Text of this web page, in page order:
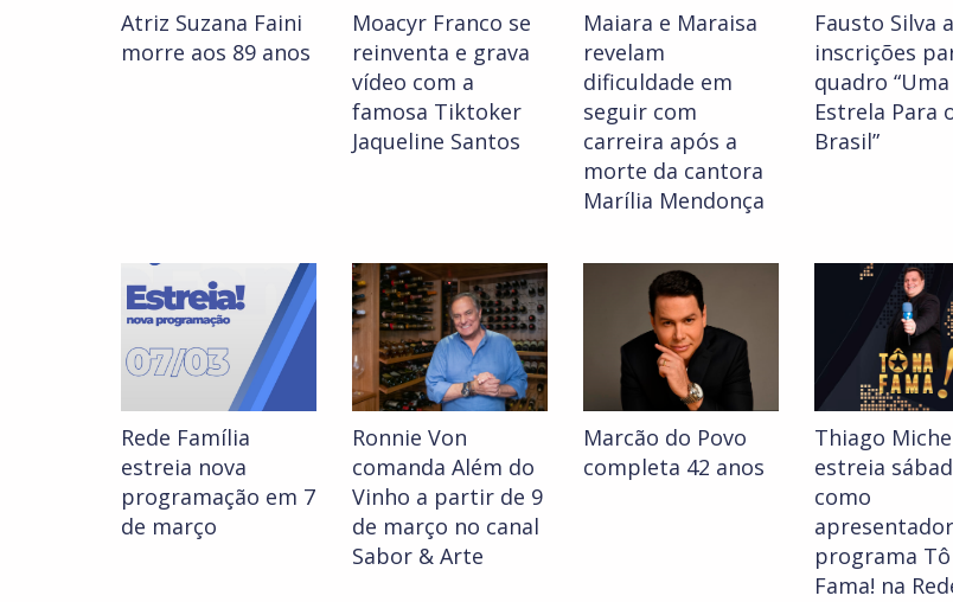
Atriz Suzana Faini
morre aos 89 anos
Moacyr Franco se
reinventa e grava
vídeo com a
famosa Tiktoker
Jaqueline Santos
Maiara e Maraisa
revelam
dificuldade em
seguir com
carreira após a
morte da cantora
Marília Mendonça
Fausto Silva
inscrições
quadro
Estrela Para
Brasil”
Rede Família
estreia nova
programação em 7
de março
Ronnie Von
comanda Além do
Vinho a partir de 9
de março no canal
Sabor & Arte
Marcão do Povo
completa 42 anos
Thiago
estreia
como
programa
Fama! na